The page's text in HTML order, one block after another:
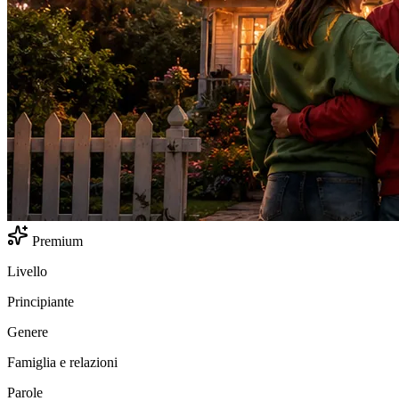
Premium
Livello
Principiante
Genere
Famiglia e relazioni
Parole